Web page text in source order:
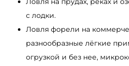
с лодки.
Ловля форели на
разнообразные лёгкие
огрузкой и без нее,